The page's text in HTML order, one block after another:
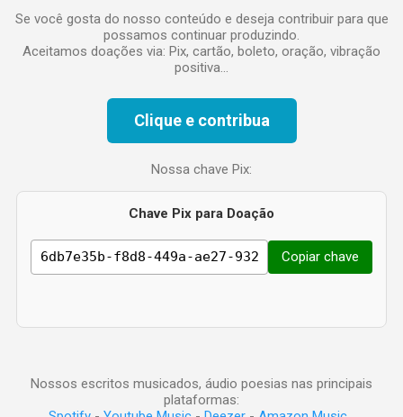
Se você gosta do nosso conteúdo e deseja contribuir para que
possamos continuar produzindo.
Aceitamos doações via: Pix, cartão, boleto, oração, vibração
positiva...
Clique e contribua
Nossa chave Pix:
Chave Pix para Doação
Copiar chave
Nossos escritos musicados, áudio poesias nas principais
plataformas: